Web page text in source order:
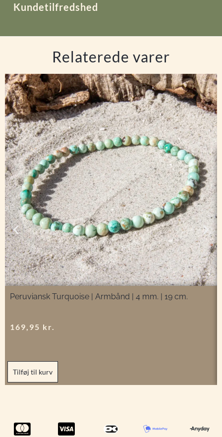
Kundetilfredshed
Relaterede varer
Peruviansk Turquoise | Armbånd | 4 mm. | 19 cm.
169,95 kr.
Tilføj til kurv